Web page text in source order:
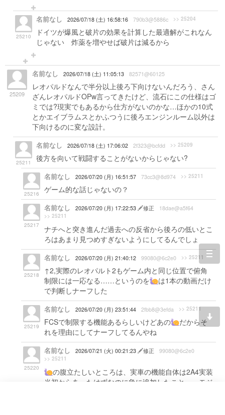
25210
名前なし 2026/07/18 (土) 16:58:16 790b3@5886c >> 25204
ドイツが爆風と破片の効果を計算した最適解がこれなん
じゃない 炸薬を増やせば破片は減るから
25209
名前なし 2026/07/18 (土) 11:05:13 82571@60125
レオパルドなんで半分以上後ろ下向けないんだろう、さん
ざんレオパルドOPw言ってきたけど、流石にこの仕様はゴ
ミでは?現実でもあるから仕方がないのかな…ほかの10式
とかエイブラムスとかふつうに後ろエンジンルーム以外は
下向けるのに変な設計。
25211
名前なし 2026/07/18 (土) 17:06:02 2f323@bcfdd >> 25209
後方を向いて戦闘することがないからじゃない?
25216
名前なし 2026/07/20 (月) 16:51:57 73cc3@8d974 >> 25211
ゲーム的な話じゃないの？
25217
名前なし 2026/07/20 (月) 17:22:53 修正 18dae@a5f64
>> 25211
ナチへと突き進んだ過去への反省から後ろの低いとこ
ろはあまり見つめすぎないようにしてるんでしょ
25218
名前なし 2026/07/20 (月) 21:40:12 99080@6c2e0 >> 25211
↑2,実際のレオパルト2もゲーム内と同じ位置で俯角
制限には一応なる……というのを
は1本の動画だけ
で判断しナーフした
25219
名前なし 2026/07/20 (月) 23:51:44 2fbb8@3efda >> 25211
FCSで制限する機能あるらしいけどあの
だからそ
れを理由にしてナーフしてるんやね
25220
名前なし 2026/07/21 (火) 00:21:23 修正 99080@6c2e0
>> 25211
の腹立たしいところは、実車の機能自体は2A4実装
当初からあったはずなのに急に追加したこと……モジ